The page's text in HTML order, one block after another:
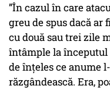
”În cazul în care
greu de spus dacă
cu două sau trei zile
întâmple la începutul
de înțeles ce anume
răzgândească. Era,